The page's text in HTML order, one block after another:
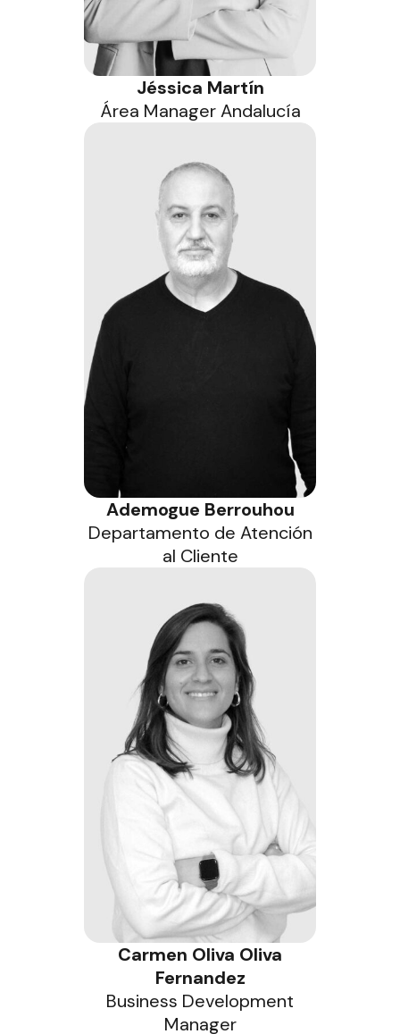
Jéssica Martín
Área Manager Andalucía
Ademogue Berrouhou
Departamento de Atención
al Cliente
Carmen Oliva Oliva
Fernandez
Business Development
Manager